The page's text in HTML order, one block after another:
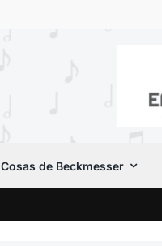
Cosas de Beckmesser